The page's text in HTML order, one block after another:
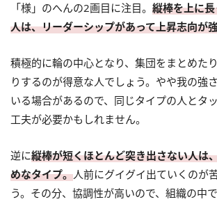
「様」のへんの2画目に注目。 縦棒を上に
人は、リーダーシップがあって上昇志向が
積極的に輪の中心となり、集団をまとめた
りするのが得意な人でしょう。やや我の強
いる場合があるので、同じタイプの人とタ
工夫が必要かもしれません。
逆に縦棒が短くほとんど突き出さない人は
めなタイプ。人前にグイグイ出ていくのが
う。その分、協調性が高いので、組織の中